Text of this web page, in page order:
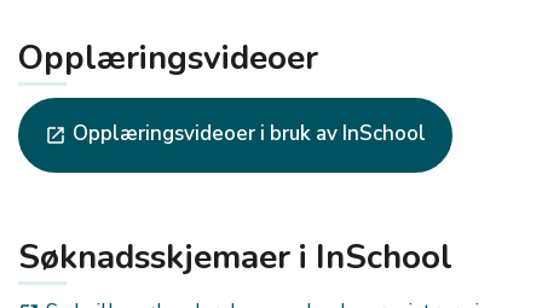
Opplæringsvideoer
launch Opplæringsvideoer i bruk av InSchool
Søknadsskjemaer i InSchool